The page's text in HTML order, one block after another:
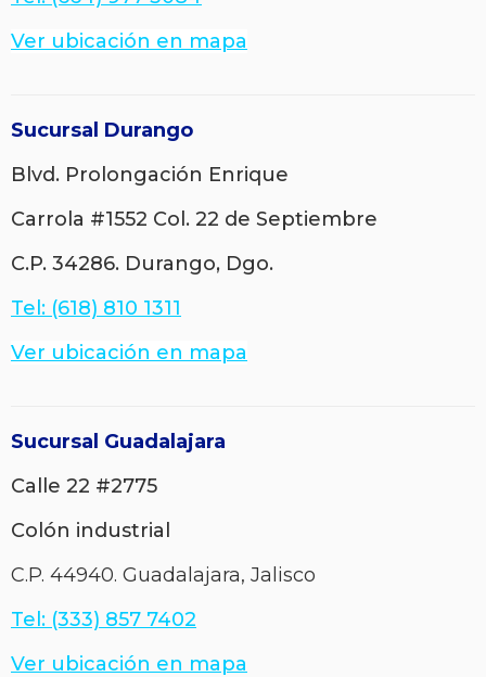
Ver ubicación en mapa
Sucursal Durango
Blvd. Prolongación Enrique
Carrola #1552 Col. 22 de Septiembre
C.P. 34286. Durango, Dgo.
Tel: (618) 810 1311
Ver ubicación en mapa
Sucursal Guadalajara
Calle 22 #2775
Colón industrial
C.P. 44940. Guadalajara, Jalisco
Tel: (333) 857 7402
Ver ubicación en mapa